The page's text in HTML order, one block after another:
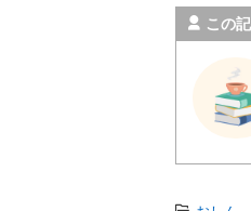
この